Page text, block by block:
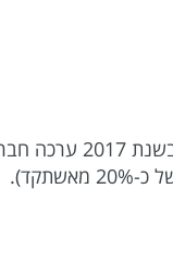
כבר בסוף שנת 2014 עקף המובייל את הטלוויזיה במספר